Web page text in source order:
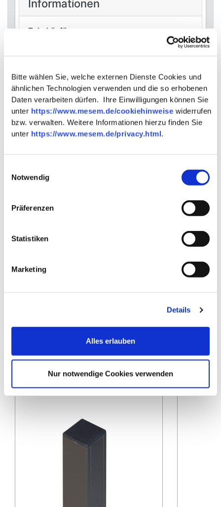
Bitte wählen Sie, welche externen Dienste Cookies und
ähnlichen Technologien verwenden und die so erhobenen
Daten verarbeiten dürfen. Ihre Einwilligungen können Sie
unter https://www.mesem.de/cookiehinweise widerrufen
bzw. verwalten. Weitere Informationen hierzu finden Sie
unter https://www.mesem.de/privacy.html.
Notwendig
Präferenzen
Statistiken
Marketing
Details
Alles erlauben
Nur notwendige Cookies verwenden
Informationen
Zubehör für
Ähnliche Artikel, die Sie ebenfalls
interessieren könnten
Produktempfehlungen